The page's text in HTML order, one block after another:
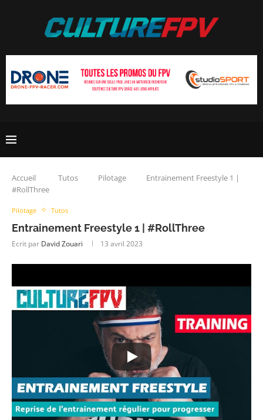
Accueil Tutos Pilotage
Entrainement Freestyle 1 |
#RollThree
Pilotage Tutos
Entrainement Freestyle 1 | #RollThree
Ecrit par David Zouari 13 avril 2023